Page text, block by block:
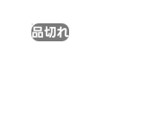
品切れ